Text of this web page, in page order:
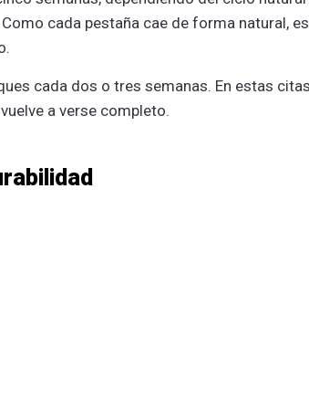
cada pestaña cae de forma natural, es
cada dos o tres semanas. En estas
a verse completo.